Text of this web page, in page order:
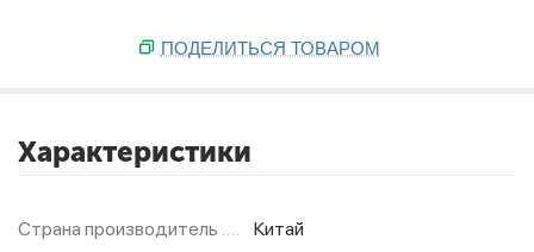
ПОДЕЛИТЬСЯ ТОВАРОМ
Характеристики
Страна производитель Китай